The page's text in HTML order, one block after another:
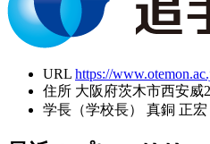
URL https://
住所 大阪府茨木市西安威
学長（学校長）
真銅 正宏